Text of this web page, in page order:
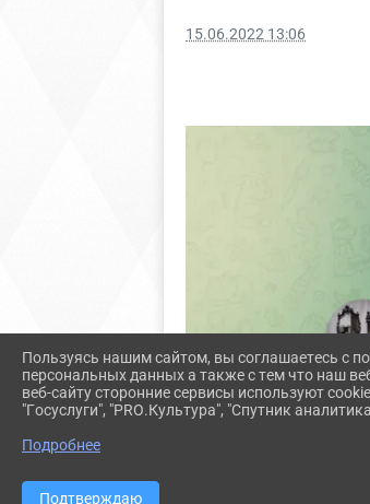
15.06.2022 13:06
Пользуясь нашим сайтом, вы соглашаетесь с
персональных данных а также с тем что наш
веб-сайту сторонние сервисы используют
"Госуслуги", "PRO.Культура", "Спутник
Подробнее
Подтверждаю